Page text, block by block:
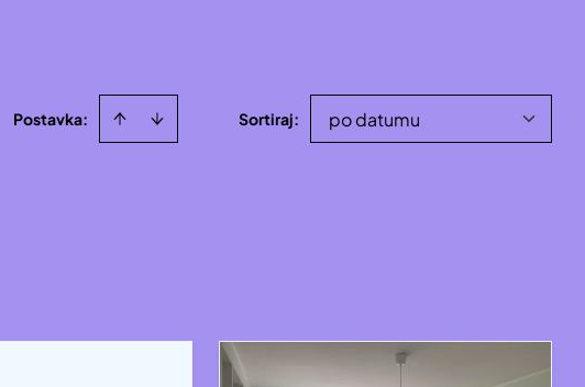
Postavka: Sortiraj: po datumu